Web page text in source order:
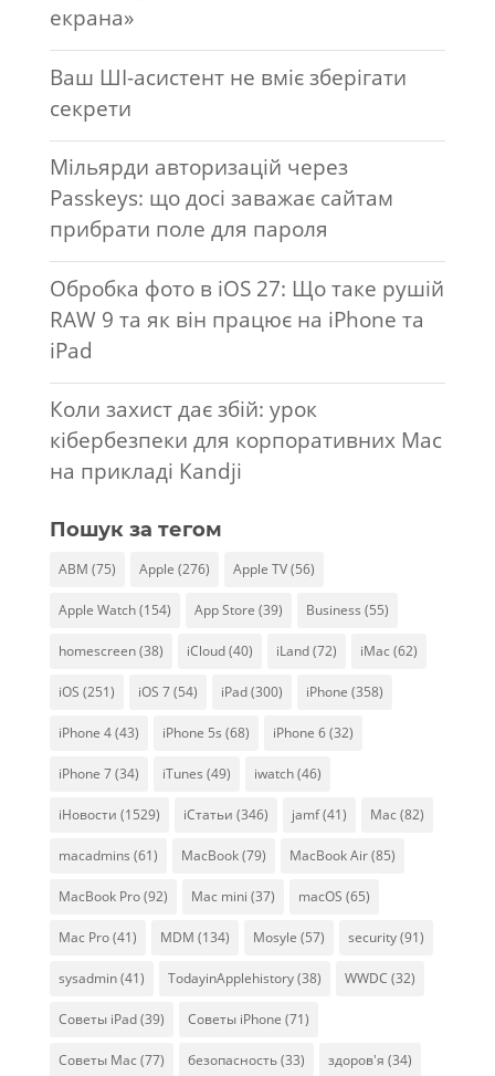
екрана»
Ваш ШІ-асистент не вміє зберігати
секрети
Мільярди авторизацій через
Passkeys: що досі заважає сайтам
прибрати поле для пароля
Обробка фото в iOS 27: Що таке рушій
RAW 9 та як він працює на iPhone та
iPad
Коли захист дає збій: урок
кібербезпеки для корпоративних Mac
на прикладі Kandji
Пошук за тегом
ABM (75) Apple (276) Apple TV(56)
Apple Watch(154) App Store (39) Business (55)
homescreen(38) iCloud(40) iLand(72) iMac (62)
iOS (251) iOS 7(54) iPad(300) iPhone (358)
iPhone 4(43) iPhone 5s (68) iPhone 6(32)
iPhone 7(34) iTunes (49) iwatch(46)
iНовости (1529) iСтатьи (346) jamf(41) Mac (82)
macadmins (61) MacBook(79) MacBook Air(85)
MacBook Pro(92) Mac mini (37) macOS (65)
Mac Pro(41) MDM (134) Mosyle (57) security(91)
sysadmin(41) TodayinApplehistory(38) WWDC (32)
Советы iPad(39) Советы iPhone (71)
Советы Mac (77) безопасность(33) здоров'я (34)